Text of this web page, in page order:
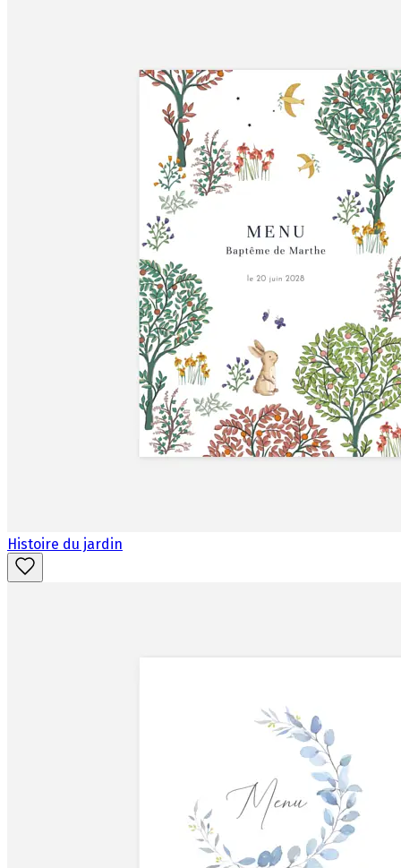
Histoire du jardin